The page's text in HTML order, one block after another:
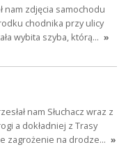
nam zdjęcia samochodu
chodnika przy ulicy
wybita szyba, którą… »
nam Słuchacz wraz z
a dokładniej z Trasy
zagrożenie na drodze… »